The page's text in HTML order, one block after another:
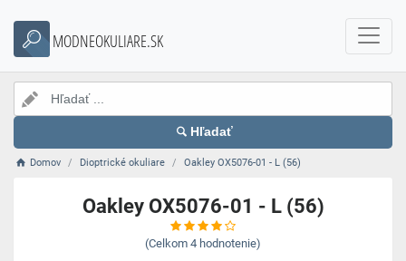
MODNEOKULIARE.SK
Hľadať
Domov Dioptrické okuliare Oakley OX5076-01 - L (56)
Oakley OX5076-01 - L (56)
(Celkom 4 hodnotenie)